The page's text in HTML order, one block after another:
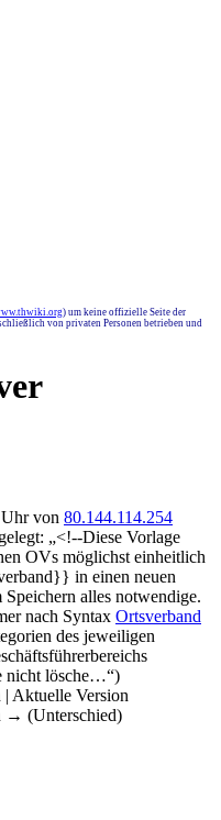
) um keine offizielle Seite der
von privaten Personen betrieben und
von 80.144.114.254
„<!--Diese Vorlage
OVs möglichst einheitlich
in einen neuen
alles notwendige.
nach Syntax Ortsverband
des jeweiligen
nicht lösche…“)
Aktuelle Version
→ (Unterschied)